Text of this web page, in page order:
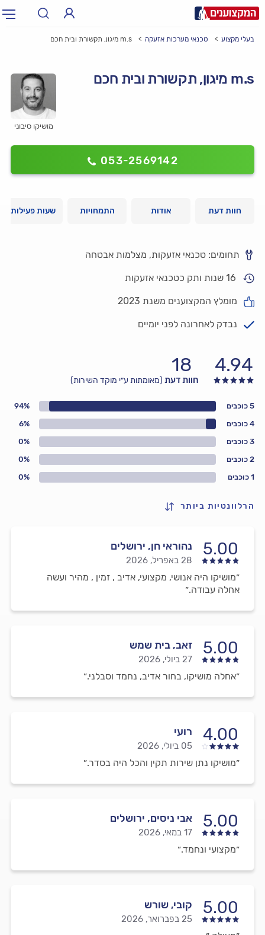
תל אביב, חיפה…
בעלי מקצוע טכנאי מערכות אזעקה
מושיקו סיבוני
m.s מיגון, תקשורת ובית חכם
053-2569142
חוות דעת אודות התמחויות שעות פעילות
תחומים: טכנאי אזעקות, מצלמות אבטחה
16 שנות ותק כטכנאי אזעקות
מומלץ המקצוענים משנת 2023
נבדק לאחרונה לפני יומיים
4.94
18
חוות דעת (מאומתות ע״י מוקד השירות)
1 כוכבים 0%
2 כוכבים 0%
3 כוכבים 0%
4 כוכבים 6%
5 כוכבים 94%
הרלוונטיות ביותר
5.00 נהוראי חן, ירושלים
28 באפריל, 2026
״מושיקו היה אנושי, מקצועי, אדיב , זמין , מהיר ועשה
אחלה עבודה.״
5.00 זאב, בית שמש
27 ביולי, 2026
״אחלה מושיקו, בחור אדיב, נחמד וסבלני.״
4.00 רועי
05 ביולי, 2026
״מושיקו נתן שירות תקין והכל היה בסדר.״
5.00 אבי ניסים, ירושלים
17 במאי, 2026
״מקצועי ונחמד.״
5.00 קובי, שורש
25 בפברואר, 2026